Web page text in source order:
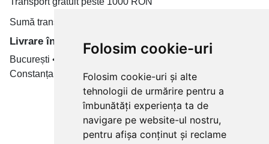
Folosim cookie-uri
Folosim cookie-uri și alte
tehnologii de urmărire pentru a
îmbunătăți experiența ta de
navigare pe website-ul nostru,
pentru afișa conținut și reclame
Sumă transport de la 19.99 RON
Livrare în toate țară
București • Cluj-Napoca • Brașov • Timișoara • Iași •
Constanța • Craiova
Plăți cu card bancar prin